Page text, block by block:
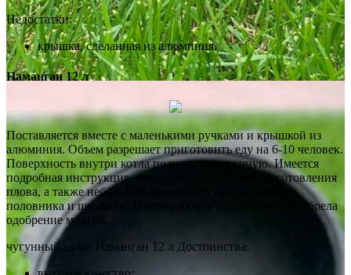
Недостатки:
крышка, сделанная из алюминия.
Наманган 12 л
Поставляется вместе с маленькими ручками и крышкой из
алюминия. Объем разрешает приготовить еду на 6-10 человек.
Поверхность внутри котла полировали вручную. Имеется
подробная инструкция, несколько специй для приготовления
плова, а также небольшой приятный сюрприз в виде
половника и шумовки. Очень удобная посуда, которая обрела
одобрение многих.
чугунный казан Наманган 12 л Достоинства: